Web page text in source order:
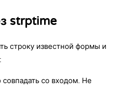
strptime
строку известной формы и
со входом. Не